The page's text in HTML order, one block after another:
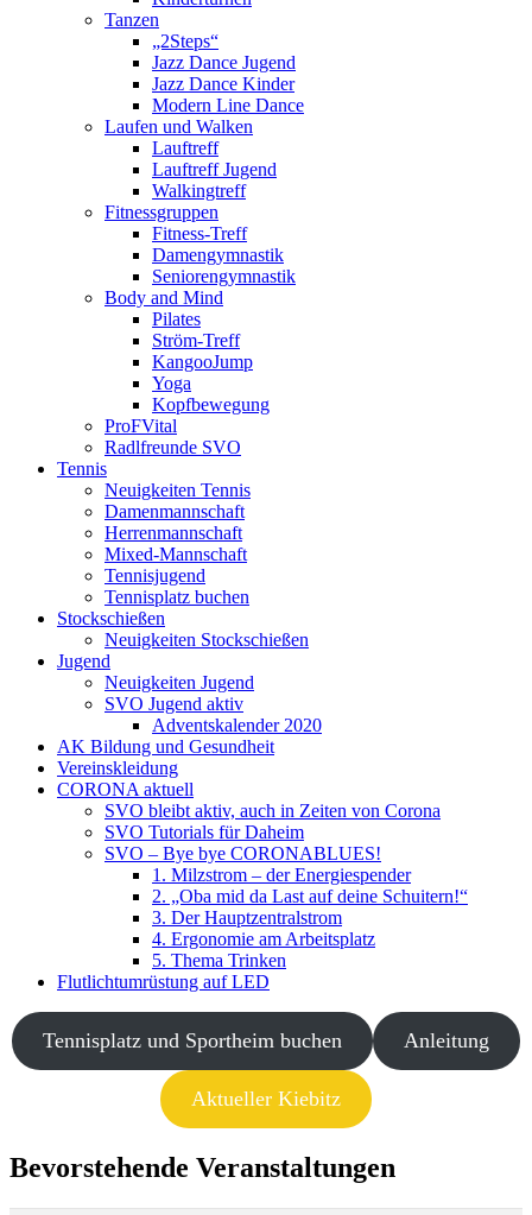
Tanzen
„2Steps“
Jazz Dance Jugend
Jazz Dance Kinder
Modern Line Dance
Laufen und Walken
Lauftreff
Lauftreff Jugend
Walkingtreff
Fitnessgruppen
Fitness-Treff
Damengymnastik
Seniorengymnastik
Body and Mind
Pilates
Ström-Treff
KangooJump
Yoga
Kopfbewegung
ProFVital
Radlfreunde SVO
Tennis
Neuigkeiten Tennis
Damenmannschaft
Herrenmannschaft
Mixed-Mannschaft
Tennisjugend
Tennisplatz buchen
Stockschießen
Neuigkeiten Stockschießen
Jugend
Neuigkeiten Jugend
SVO Jugend aktiv
Adventskalender 2020
AK Bildung und Gesundheit
Vereinskleidung
CORONA aktuell
SVO bleibt aktiv, auch in Zeiten von Corona
SVO Tutorials für Daheim
SVO – Bye bye CORONABLUES!
1. Milzstrom – der Energiespender
2. „Oba mid da Last auf deine Schuitern!“
3. Der Hauptzentralstrom
4. Ergonomie am Arbeitsplatz
5. Thema Trinken
Flutlichtumrüstung auf LED
Tennisplatz und Sportheim buchen Anleitung
Aktueller Kiebitz
Bevorstehende Veranstaltungen